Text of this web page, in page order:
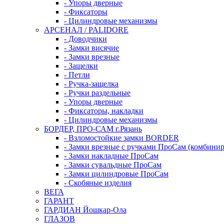
- Упоры дверные
- Фиксаторы
- Цилиндровые механизмы
АРСЕНАЛ / PALIDORE
- Доводчики
- Замки висячие
- Замки врезные
- Защелки
- Петли
- Ручка-защелка
- Ручки раздельные
- Упоры дверные
- Фиксаторы, накладки
- Цилиндровые механизмы
БОРДЕР, ПРО-САМ г.Рязань
- Взломостойкие замки BORDER
- Замки врезные с ручками ПроСам
- Замки накладные ПроСам
- Замки сувальдные ПроСам
- Замки цилиндровые ПроСам
- Скобяные изделия
ВЕГА
ГАРАНТ
ГАРДИАН Йошкар-Ола
ГЛАЗОВ